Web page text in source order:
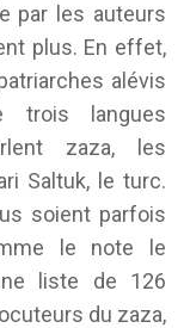
par les auteurs
plus. En effet,
alévis
trois langues
zaza, les
Saltuk, le turc.
soient parfois
le note le
liste de 126
du zaza,